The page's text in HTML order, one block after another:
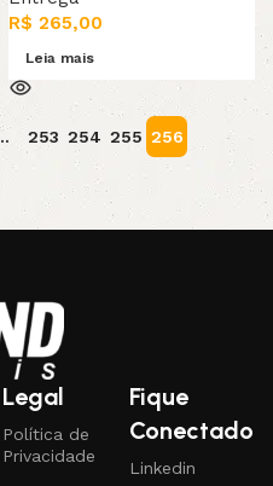
R$ 265,00
Leia mais
253 254 255 256
Legal
Política de
Privacidade
Fique
Conectado
Linkedin